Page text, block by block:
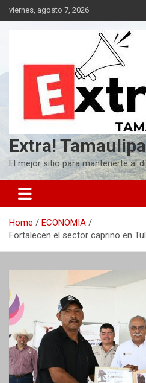
Skip
to
viernes, agosto 7, 2026
Extra!
El mejor sitio para mantenerte al
Home
ECONOMIA
Fortalecen el sector caprino en